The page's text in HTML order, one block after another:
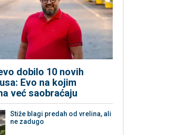
dobilo 10 novih
Evo na kojim
već saobraćaju
Stiže blagi predah od vrelina, ali
ne zadugo